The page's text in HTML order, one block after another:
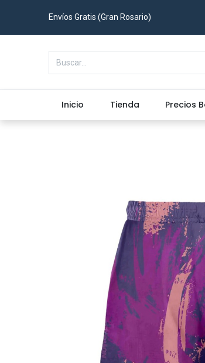
Envíos Gratis (Gran Rosario)
Inicio Tienda Precios